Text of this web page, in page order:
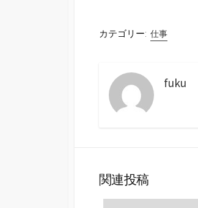
カテゴリー: 仕事
fuku
関連投稿